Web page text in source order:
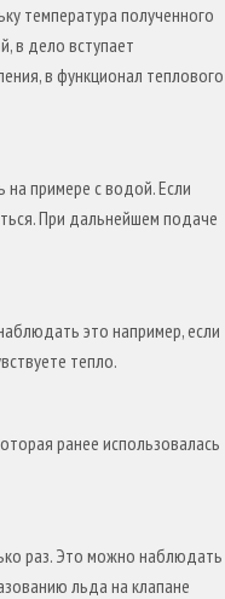
температура полученного
в дело вступает
в функционал теплового
примере с водой. Если
При дальнейшем подаче
это например, если
тепло.
ранее использовалась
раз. Это можно наблюдать
льда на клапане